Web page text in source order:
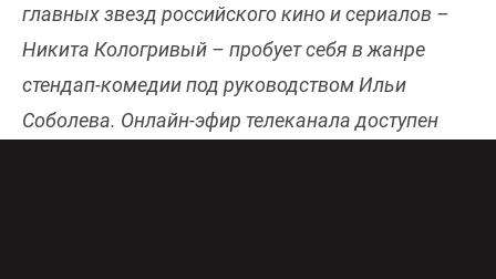
главных звезд российского кино и сериалов –
Никита Кологривый – пробует себя в жанре
стендап-комедии под руководством Ильи
Соболева. Онлайн-эфир телеканала доступен